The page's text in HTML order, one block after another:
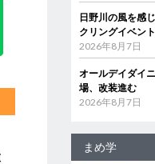
日野川の風を感
クリングイベント
2026年8月7日
オールデイダイ
場、改装進む
2026年8月7日
まめ学